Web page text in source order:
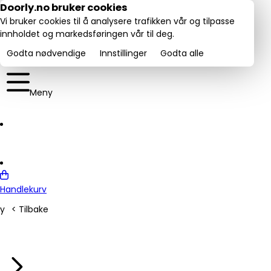
Utmerket:
4.6/5
Meny
Handlekurv
< Tilbake
Doorly.no bruker cookies
Vi bruker cookies til å analysere trafikken vår og tilpasse
innholdet og markedsføringen vår til deg.
Godta nødvendige
Innstillinger Godta alle